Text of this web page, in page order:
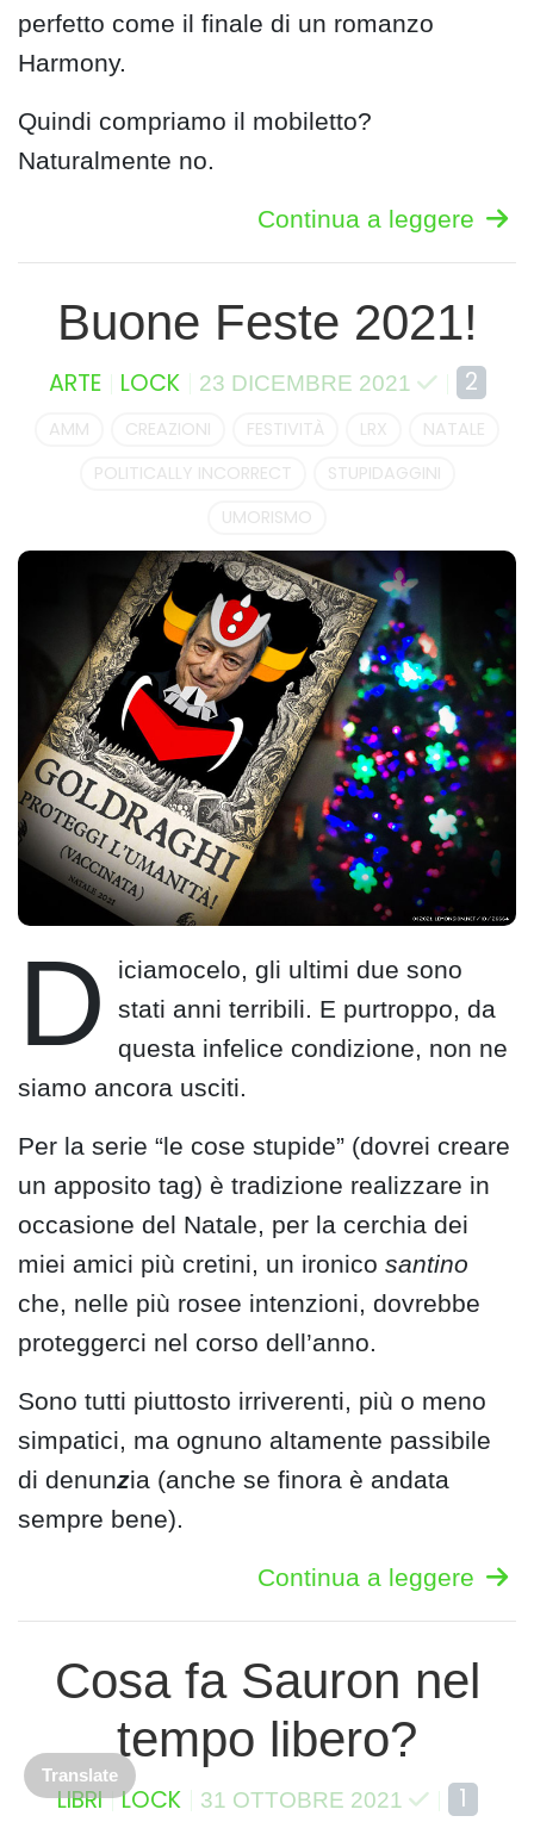
perfetto come il finale di un romanzo
Harmony.
Quindi compriamo il mobiletto?
Naturalmente no.
Continua a leggere
Buone Feste 2021!
ARTE LOCK 23 DICEMBRE 2021 2
AMM CREAZIONI FESTIVITÀ LRX
NATALE
POLITICALLY INCORRECT
STUPIDAGGINI
UMORISMO
D
iciamocelo, gli ultimi due sono
stati anni terribili. E purtroppo, da
questa infelice condizione, non ne
siamo ancora usciti.
Per la serie “le cose stupide” (dovrei creare
un apposito tag) è tradizione realizzare in
occasione del Natale, per la cerchia dei
miei amici più cretini, un ironico santino
che, nelle più rosee intenzioni, dovrebbe
proteggerci nel corso dell’anno.
Sono tutti piuttosto irriverenti, più o meno
simpatici, ma ognuno altamente passibile
di denunzia (anche se finora è andata
sempre bene).
Continua a leggere
Cosa fa Sauron nel
tempo libero?
LIBRI LOCK 31 OTTOBRE 2021 1
Translate